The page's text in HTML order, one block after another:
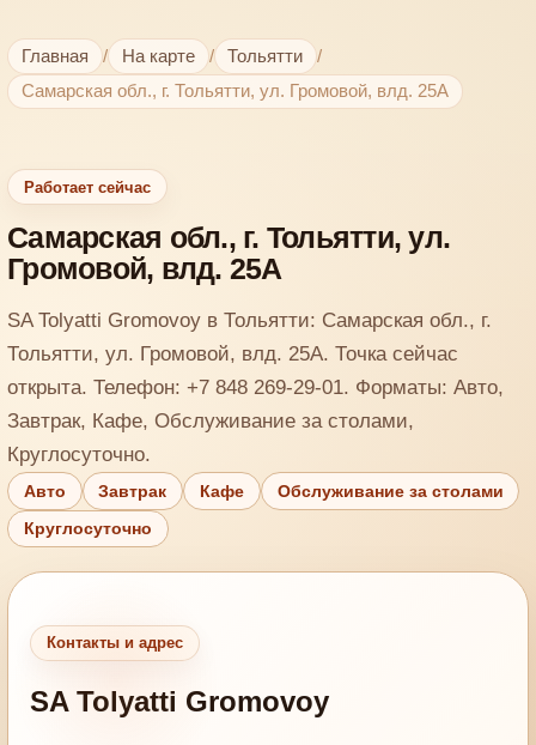
Главная / На карте / Тольятти
/
Самарская обл., г. Тольятти, ул. Громовой, влд. 25А
Работает сейчас
Самарская обл., г. Тольятти, ул.
Громовой, влд. 25А
SA Tolyatti Gromovoy в Тольятти: Самарская обл., г.
Тольятти, ул. Громовой, влд. 25А. Точка сейчас
открыта. Телефон: +7 848 269-29-01. Форматы: Авто,
Завтрак, Кафе, Обслуживание за столами,
Круглосуточно.
Авто Завтрак Кафе Обслуживание за столами
Круглосуточно
Контакты и адрес
SA Tolyatti Gromovoy